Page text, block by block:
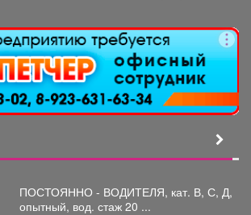
ПОСТОЯННО - ВОДИТЕЛЯ, кат. В, С, Д,
опытный, вод. стаж 20 ...